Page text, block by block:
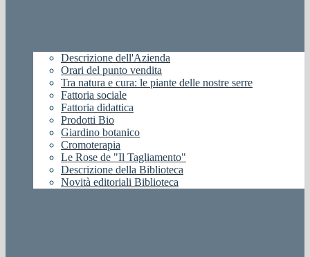
Descrizione dell'Azienda
Orari del punto vendita
Tra natura e cura: le piante delle nostre serre
Fattoria sociale
Fattoria didattica
Prodotti Bio
Giardino botanico
Cromoterapia
Le Rose de "Il Tagliamento"
Descrizione della Biblioteca
Novità editoriali Biblioteca